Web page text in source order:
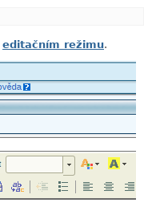
editačním režimu.